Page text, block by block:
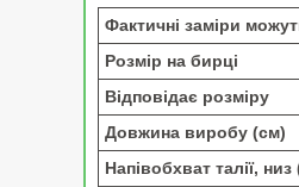
Фактичні заміри
Розмір на бирці
Відповідає розміру
Довжина виробу (см)
Напівобхват талії, низ